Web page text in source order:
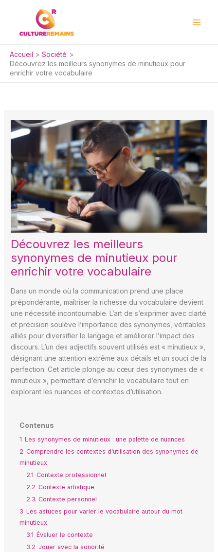
Accueil
Société
Découvrez les meilleurs synonymes de minutieux pour
enrichir votre vocabulaire
Découvrez les meilleurs
synonymes de minutieux pour
enrichir votre vocabulaire
Dans un monde où la communication prend une place
prépondérante, maîtriser la richesse du vocabulaire devient
une nécessité incontournable. L’art de s’exprimer avec clarté
et précision soulève l’importance des synonymes, véritables
alliés pour diversifier le langage et améliorer l’impact des
discours. L’un des adjectifs souvent utilisés est « minutieux »,
désignant une attention extrême aux détails et un souci de la
perfection. Cet article plonge au cœur des synonymes de «
minutieux », permettant d’enrichir le vocabulaire tout en
explorant les nuances et contextes d’utilisation.
Contenus
1 Les synonymes de minutieux : une palette de nuances
2 Comprendre les contextes d’utilisation des synonymes de
minutieux
2.1 Contexte professionnel
2.2 Contexte artistique
2.3 Contexte personnel
3 Les astuces pour varier le vocabulaire autour du mot
minutieux
3.1 Évaluer le contexte
3.2 Jouer avec la sonorité